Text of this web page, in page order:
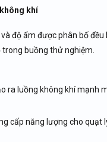
khí
độ ẩm được phân bố
buồng thử nghiệm.
ra luồng không khí mạnh
cấp năng lượng cho quạt